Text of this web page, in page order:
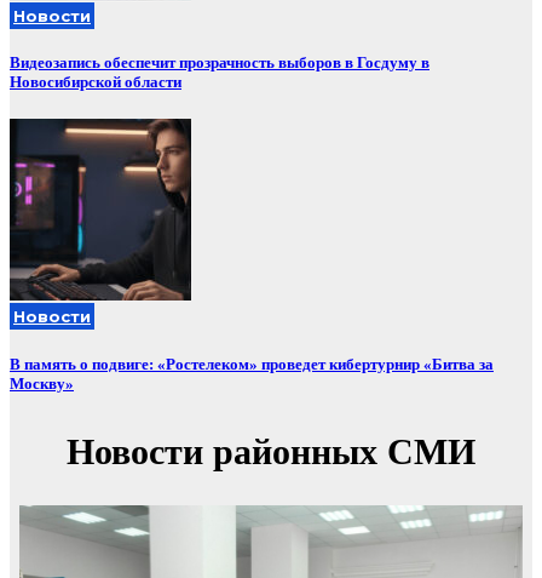
Новости
Видеозапись обеспечит прозрачность выборов в Госдуму в
Новосибирской области
Новости
В память о подвиге: «Ростелеком» проведет кибертурнир «Битва за
Москву»